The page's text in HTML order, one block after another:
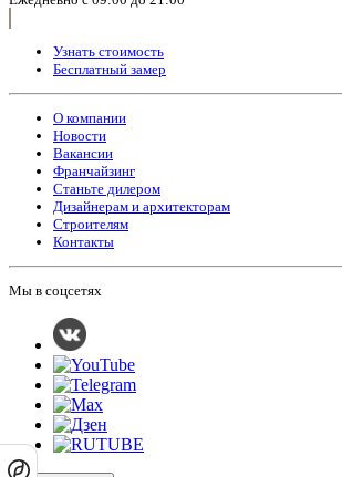
Узнать стоимость
Бесплатный замер
О компании
Новости
Вакансии
Франчайзинг
Станьте дилером
Дизайнерам и архитекторам
Строителям
Контакты
Мы в соцсетях